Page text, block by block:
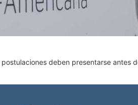
deben presentarse antes